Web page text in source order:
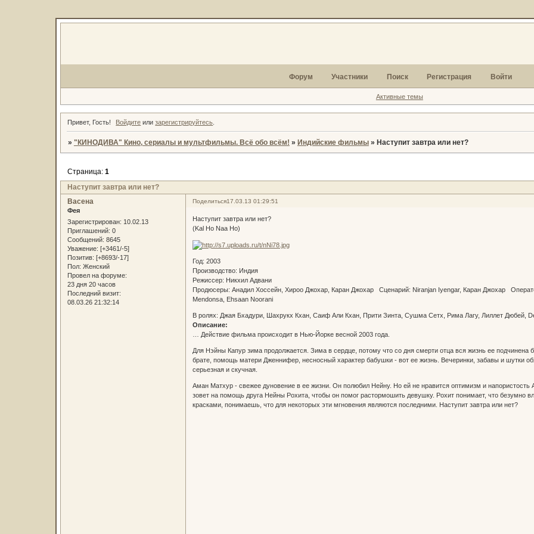
Форум Участники Поиск Регистрация Войти
Активные темы
Привет, Гость! Войдите илизарегистрируйтесь
» "КИНОДИВА" Кино, сериалы и мультфильмы. Всё обо всём! » Индийские фильмы » Наступит завтра или нет?
Наступит завтра или нет?
Страница: 1
Поделиться17.03.13 01:29:51
Васена
Фея
Зарегистрирован: 10.02.13
Приглашений: 0
Сообщений: 8645
Уважение: [+3461/-5]
Позитив: [+8693/-17]
Пол: Женский
Провел на форуме:
23 дня 20 часов
Последний визит:
08.03.26 21:32:14
Наступит завтра или нет?
(Kal Ho Naa Ho)
Год: 2003
Производство: Индия
Режиссер: Никхил Адвани
Продюсеры: Анадил Хоссейн, Хироо Джохар, Каран Джохар Сценарий: Niranjan Iyengar, Каран Джохар
Mendonsa, Ehsaan Noorani
В ролях: Джая Бхадури, Шахрукх Кхан, Саиф Али Кхан, Прити Зинта, Сушма Сетх, Рима Лагу, Лиллет Дюбей,
Описание:
… Действие фильма происходит в Нью-Йорке весной 2003 года.
Для Нэйны Капур зима продолжается. Зима в сердце, потому что со дня смерти отца вся жизнь ее
брате, помощь матери Дженнифер, несносный характер бабушки - вот ее жизнь. Вечеринки, забавы и шутки
серьезная и скучная.
Аман Матхур - свежее дуновение в ее жизни. Он полюбил Нейну. Но ей не нравится оптимизм и
зовет на помощь друга Нейны Рохита, чтобы он помог растормошить девушку. Рохит понимает, что безумно
красками, понимаешь, что для некоторых эти мгновения являются последними. Наступит завтра или нет?